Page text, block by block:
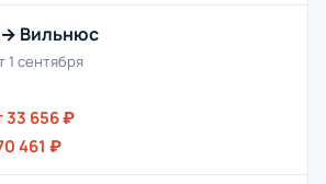
→ Вильнюс
1 сентября
33 656 ₽
461 ₽